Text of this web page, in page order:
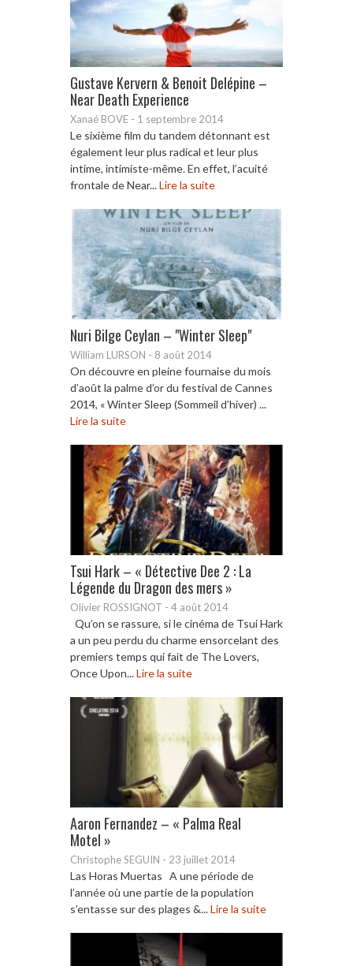
Gustave Kervern & Benoit Delépine –
Near Death Experience
Xanaé BOVE - 1 septembre 2014
Le sixième film du tandem détonnant est
également leur plus radical et leur plus
intime, intimiste-même. En effet, l’acuité
frontale de Near...Lire la suite
Nuri Bilge Ceylan – "Winter Sleep"
William LURSON - 8 août 2014
On découvre en pleine fournaise du mois
d’août la palme d’or du festival de Cannes
2014, « Winter Sleep (Sommeil d’hiver) ...
Lire la suite
Tsui Hark – « Détective Dee 2 : La
Légende du Dragon des mers »
Olivier ROSSIGNOT - 4 août 2014
Qu’on se rassure, si le cinéma de Tsui Hark
a un peu perdu du charme ensorcelant des
premiers temps qui fait de The Lovers,
Once Upon...Lire la suite
Aaron Fernandez – « Palma Real
Motel »
Christophe SEGUIN - 23 juillet 2014
Las Horas Muertas A une période de
l’année où une partie de la population
s’entasse sur des plages &...Lire la suite